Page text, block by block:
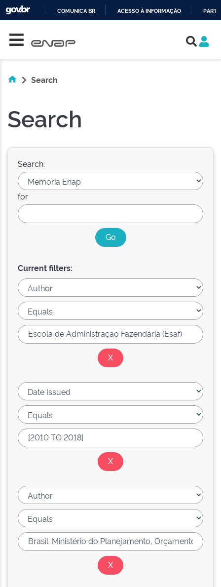
COMUNICA BR ACESSO À INFORMAÇÃO
Search
Search
Search:
for
Current filters: